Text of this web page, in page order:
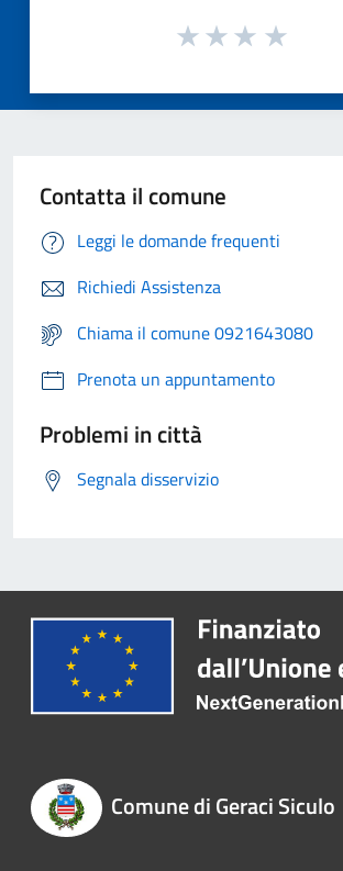
Contatta il comune
Leggi le domande frequenti
Richiedi Assistenza
Chiama il comune 0921643080
Prenota un appuntamento
Problemi in città
Segnala disservizio
Comune di Geraci Siculo